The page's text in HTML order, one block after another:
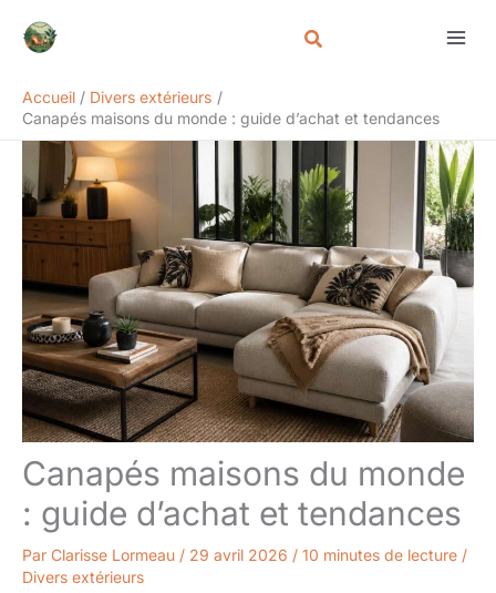
Accueil
Divers extérieurs
Canapés maisons du monde : guide d’achat et tendances
Canapés maisons du monde
: guide d’achat et tendances
Par Clarisse Lormeau / 29 avril 2026 / 10 minutes de lecture /
Divers extérieurs